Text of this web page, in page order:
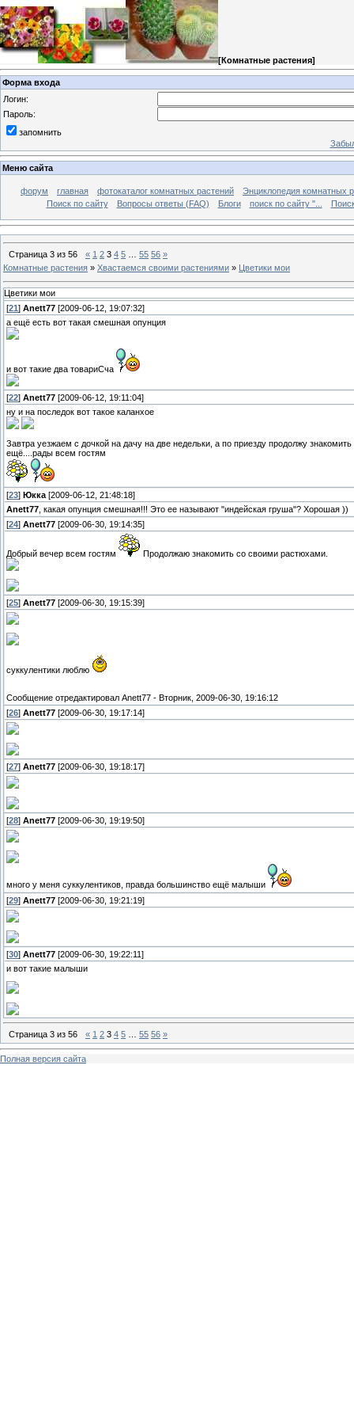
[Комнатные растения]
Форма входа
Логин:
Пароль:
запомнить
Меню сайта
форум главная фотокаталог комнатных растений
Энциклопедия комнатных
Поиск по сайту
Вопросы ответы (FAQ) Блоги поиск по сайту "...
Страница 3 из 56 « 1 2 3 4 5 55 56 »
Комнатные растения » Хвастаемся своими растениями » Цветики мои
Цветики мои
[21] Anett77 [2009-06-12, 19:07:32]
а ещё есть вот такая смешная опунция
и вот такие два товариСча
[22] Anett77 [2009-06-12, 19:11:04]
ну и на последок вот такое каланхое
Завтра уезжаем с дочкой на дачу на две недельки, а по приезду продолжу
ещё....рады всем гостям
[23] Юкка [2009-06-12, 21:48:18]
Anett77 , какая опунция смешная!!! Это ее называют "индейская груша"? Хорошая ))
[24] Anett77 [2009-06-30, 19:14:35]
Добрый вечер всем гостям Продолжаю знакомить со своими растюхами.
[25] Anett77 [2009-06-30, 19:15:39]
суккулентики люблю
Сообщение отредактировал Anett77 - Вторник, 2009-06-30, 19:16:12
[26] Anett77 [2009-06-30, 19:17:14]
[27] Anett77 [2009-06-30, 19:18:17]
[28] Anett77 [2009-06-30, 19:19:50]
много у меня суккулентиков, правда большинство ещё малыши
[29] Anett77 [2009-06-30, 19:21:19]
[30] Anett77 [2009-06-30, 19:22:11]
и вот такие малыши
Страница 3 из 56 « 1 2 3 4 5 55 56 »
Полная версия сайта